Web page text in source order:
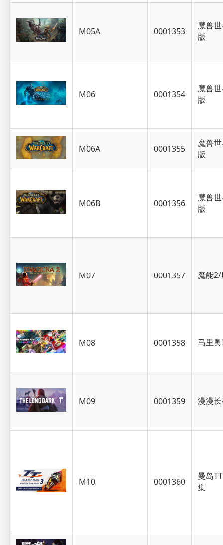
M05A 0001353
魔兽
版
M06 0001354
魔兽
版
M06A 0001355
魔兽
版
M06B 0001356
魔兽
版
M07 0001357 魔能
M08 0001358 马里
M09 0001359 漫漫
M10 0001360
曼岛
集